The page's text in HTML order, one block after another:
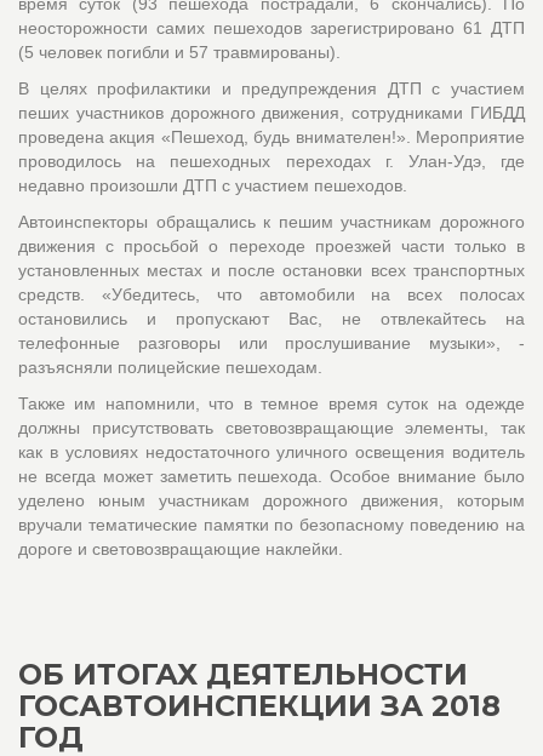
неосторожности самих пешеходов зарегистрировано 61 ДТП
(5 человек погибли и 57 травмированы).
В целях профилактики и предупреждения ДТП с участием
пеших участников дорожного движения, сотрудниками ГИБДД
проведена акция «Пешеход, будь внимателен!». Мероприятие
проводилось на пешеходных переходах г. Улан-Удэ, где
недавно произошли ДТП с участием пешеходов.
Автоинспекторы обращались к пешим участникам дорожного
движения с просьбой о переходе проезжей части только в
установленных местах и после остановки всех транспортных
средств. «Убедитесь, что автомобили на всех полосах
остановились и пропускают Вас, не отвлекайтесь на
телефонные разговоры или прослушивание музыки», -
разъясняли полицейские пешеходам.
Также им напомнили, что в темное время суток на одежде
должны присутствовать световозвращающие элементы, так
как в условиях недостаточного уличного освещения водитель
не всегда может заметить пешехода. Особое внимание было
уделено юным участникам дорожного движения, которым
вручали тематические памятки по безопасному поведению на
дороге и световозвращающие наклейки.
ОБ ИТОГАХ ДЕЯТЕЛЬНОСТИ
ГОСАВТОИНСПЕКЦИИ ЗА 2018
ГОД